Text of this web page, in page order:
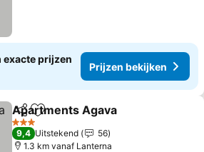
exacte prijzen
Prijzen bekijken
DelenToevoegen aan favorieten
Apartments Agava
3 Sterren
9,4 Uitstekend
56
1.3 km vanaf Lanterna